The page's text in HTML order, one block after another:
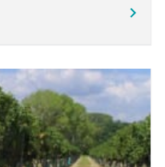
chevron_right